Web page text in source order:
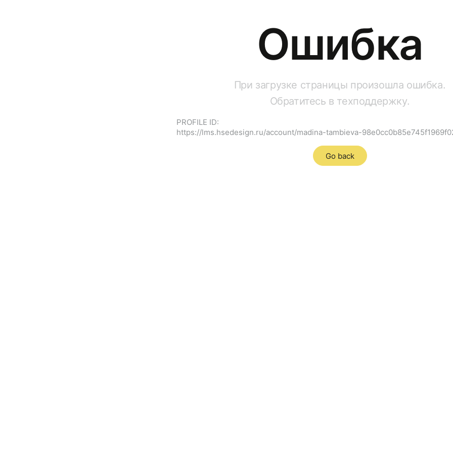
Ошибка
При загрузке страницы произошла ошибка.
Обратитесь в техподдержку.
PROFILE ID:
https://lms.hsedesign.ru/account/madina-tambieva-
Go back